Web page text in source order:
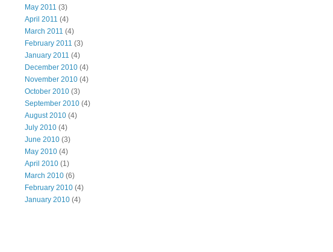
May 2011 (3)
April 2011 (4)
March 2011 (4)
February 2011 (3)
January 2011 (4)
December 2010 (4)
November 2010 (4)
October 2010 (3)
September 2010 (4)
August 2010 (4)
July 2010 (4)
June 2010 (3)
May 2010 (4)
April 2010 (1)
March 2010 (6)
February 2010 (4)
January 2010 (4)